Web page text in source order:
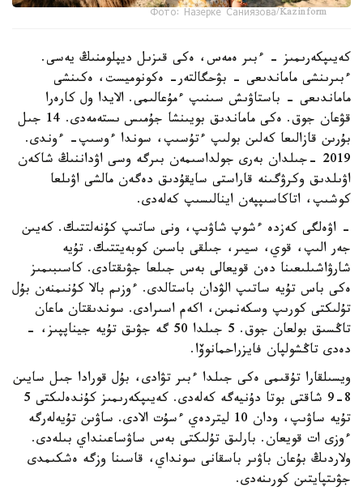
Фото: Назерке Саниязова/Kazinform
كەيىپكەرىمىز - ءبىر ەمەس، ەكى قىزىل ديپلومنىڭ يەسى.
ءبىرىنشى ماماندىعى - بۋحگالتەر- ەكونوميست، ەكىنشى
ماماندىعى - باستاۋىش سىنىپ ءمۇعالىمى. الايدا ول كارەرا
قۋعان جوق. ەكى ماماندىق بويىنشا جۇمىس ىستەمەدى. 14 جىل
بۇرىن قازالىعا كەلىن بولىپ ءتۇسىپ، سوندا ءوسىپ- ءوندى.
2019 -جىلدان بەرى جولداسىمەن بىرگە وسى اۋداننىڭ شاكەن
اۋىلدىق وكرۋگىنە قاراستى سايقۇدىق دەگەن مالشى اۋىلعا
كوشىپ، اتاكاسىپپەن اينالىسىپ كەلەدى.
- اۋەلگى كەزدە ءشوپ شاۋىپ، ونى ساتىپ كۇنەلتتىك. كەيىن
جەر الىپ، قوي، سيىر، جىلقى باسىن كوبەيتتىك. تۇيە
شارۋاشىلىعىنا دەن قويعالى بەس جىلعا جۋىقتادى. كاسىبىمىز
ەكى باس تۇيە ساتىپ الۋدان باستالدى. ءوزىم بالا كۇنىمنەن بۇل
تۇلىكتى كورىپ وسكەنمىن، اكەم اسىرادى. سوندىقتان ماعان
تاڭسىق بولعان جوق. 5 جىلدا 50 گە جۋىق تۇيە جيناپپىز، -
دەدى تاڭشولپان فايزراحمانوۆا.
ويسىلقارا تۇقىمى ەكى جىلدا ءبىر تۋادى، بۇل قورادا جىل سايىن
8-9 شاقتى بوتا دۇنيەگە كەلەدى. كەيىپكەرىمىز كۇندەلىكتى 5
تۇيە ساۋىپ، ودان 10 ليتردەي ءسۇت الادى. ساۋىن تۇيەلەرگە
ءوزى ات قويعان. بارلىق تۇلىكتى بەس ساۋساعىنداي بىلەدى.
ولاردىڭ بۇعان باۋىر باسقانى سونداي، قاسىنا وزگە ەشكىمدى
جۋىتپايتىن كورىنەدى.